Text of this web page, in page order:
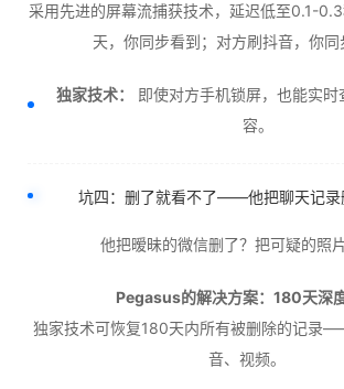
采用先进的屏幕流捕获技术，延迟低至0.1-
天，你同步看到；对方刷抖音，你同
独家技术：
即使对方手机锁屏，也能实时
容。
坑四：删了就看不了——他把聊天记录
他把暧昧的微信删了？把可疑的照
Pegasus的解决方案：180天深
独家技术可恢复180天内所有被删除的记录
音、视频。